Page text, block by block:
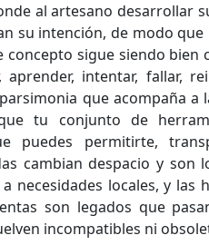
al artesano desarrollar
su intención, de modo
concepto sigue siendo bien
aprender, intentar, fallar,
que acompaña a
tu conjunto de
puedes permitirte,
cambian despacio y son
necesidades locales, y las
son legados que
incompatibles ni